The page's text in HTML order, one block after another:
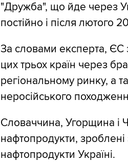
"Дружба", що йде через
постійно і після лютого
За словами експерта, ЄС
цих трьох країн через
регіональному ринку, а
неросійського
Словаччина, Угорщина і
нафтопродукти, зроблені
нафтопродукти Україні.